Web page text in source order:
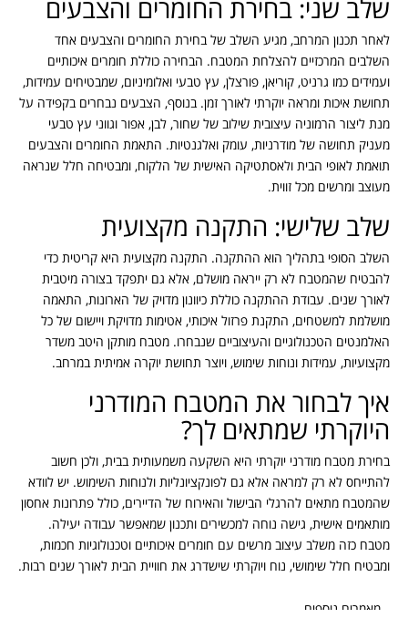
שלב שני: בחירת החומרים והצבעים
לאחר תכנון המרחב, מגיע השלב של בחירת החומרים והצבעים אחד
השלבים המרכזיים להצלחת המטבח. הבחירה כוללת חומרים איכותיים
ועמידים כמו גרניט, קוריאן, פורצלן, עץ טבעי ואלומיניום, שמבטיחים עמידות,
תחושת איכות ומראה יוקרתי לאורך זמן. בנוסף, הצבעים נבחרים בקפידה על
מנת ליצור הרמוניה עיצובית שילוב של שחור, לבן, אפור וגווני עץ טבעי
מעניק תחושה של מודרניות, עומק ואלגנטיות. התאמת החומרים והצבעים
תואמת לאופי הבית ולאסתטיקה האישית של הלקוח, ומבטיחה חלל שנראה
מעוצב ומרשים מכל זווית.
שלב שלישי: התקנה מקצועית
השלב הסופי בתהליך הוא ההתקנה. התקנה מקצועית היא קריטית כדי
להבטיח שהמטבח לא רק ייראה מושלם, אלא גם יתפקד בצורה מיטבית
לאורך שנים. עבודת ההתקנה כוללת כיוונון מדויק של הארונות, התאמה
מושלמת למשטחים, התקנת פרזול איכותי, אטימות מדויקת ויישום של כל
האלמנטים הטכנולוגיים והעיצוביים שנבחרו. מטבח מותקן היטב משדר
מקצועיות, עמידות ונוחות שימוש, ויוצר תחושת יוקרה אמיתית במרחב.
איך לבחור את המטבח המודרני
היוקרתי שמתאים לך?
בחירת מטבח מודרני יוקרתי היא השקעה משמעותית בבית, ולכן חשוב
להתייחס לא רק למראה אלא גם לפונקציונליות ולנוחות השימוש. יש לוודא
שהמטבח מתאים להרגלי הבישול והאירוח של הדיירים, כולל פתרונות אחסון
מותאמים אישית, גישה נוחה למכשירים ותכנון שמאפשר עבודה יעילה.
מטבח כזה משלב עיצוב מרשים עם חומרים איכותיים וטכנולוגיות חכמות,
ומבטיח חלל שימושי, נוח ויוקרתי שישדרג את חוויית הבית לאורך שנים רבות.
מאמרים נוספים